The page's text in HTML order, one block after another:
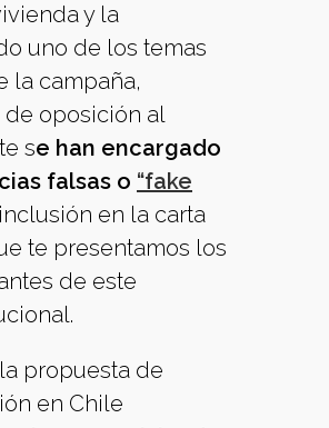
y la
uno de los temas
la campaña,
oposición al
se han encargado
falsas o “fake
en la carta
te presentamos los
de este
propuesta de
en Chile